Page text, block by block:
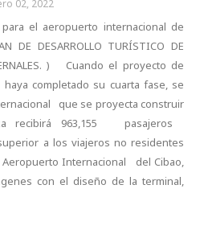
02, 2022
el aeropuerto internacional de
DE DESARROLLO TURÍSTICO DE
) Cuando el proyecto de
completado su cuarta fase, se
que se proyecta construir
recibirá 963,155 pasajeros
a los viajeros no residentes
Internacional del Cibao,
con el diseño de la terminal,